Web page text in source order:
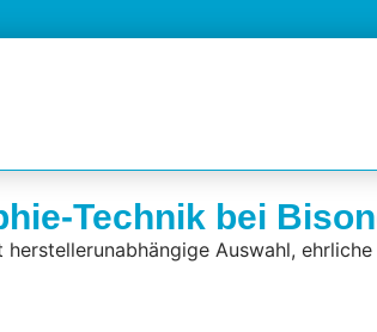
Technik bei
Auswahl,